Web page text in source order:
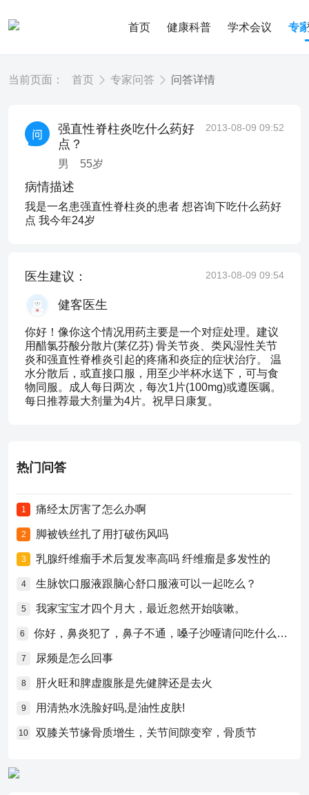
首页 健康科普 学术会议 专
当前页面： 首页 专家问答 问答详情
强直性脊柱炎吃什么药好
点？
男 55岁
2013-08-09 09:52
病情描述
我是一名患强直性脊柱炎的患者 想咨询下吃什么药好
点 我今年24岁
医生建议： 2013-08-09 09:54
健客医生
你好！像你这个情况用药主要是一个对症处理。建议
用醋氯芬酸分散片(莱亿芬) 骨关节炎、类风湿性关节
炎和强直性脊椎炎引起的疼痛和炎症的症状治疗。 温
水分散后，或直接口服，用至少半杯水送下，可与食
物同服。成人每日两次，每次1片(100mg)或遵医嘱。
每日推荐最大剂量为4片。祝早日康复。
热门问答
1 痛经太厉害了怎么办啊
2 脚被铁丝扎了用打破伤风吗
3 乳腺纤维瘤手术后复发率高吗 纤维瘤是多发性的
4 生脉饮口服液跟脑心舒口服液可以一起吃么？
5 我家宝宝才四个月大，最近忽然开始咳嗽。
6 你好，鼻炎犯了，鼻子不通，嗓子沙哑请问吃什么药比较好？
7 尿频是怎么回事
8 肝火旺和脾虚腹胀是先健脾还是去火
9 用清热水洗脸好吗,是油性皮肤!
10 双膝关节缘骨质增生，关节间隙变窄，骨质节